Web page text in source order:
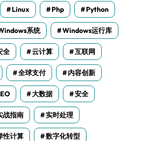
Linux Php Python
系统 Windows运行库
全 云计算 互联网
全球支付 内容创新
大数据 安全
战指南 实时处理
性计算 数字化转型